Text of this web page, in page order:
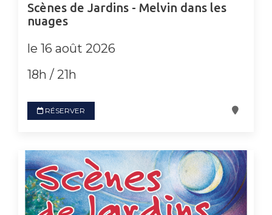
Scènes de Jardins - Melvin dans les
nuages
le 16 août 2026
18h / 21h
RÉSERVER